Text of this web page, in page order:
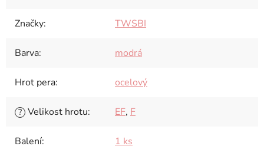
Značky: TWSBI
Barva: modrá
Hrot pera: ocelový
? Velikost hrotu: EF, F
Balení: 1 ks